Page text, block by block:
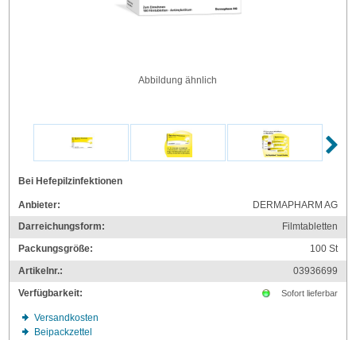
Abbildung ähnlich
Bei Hefepilzinfektionen
Anbieter:
DERMAPHARM AG
Darreichungsform:
Filmtabletten
Packungsgröße:
100St
Artikelnr.:
03936699
Verfügbarkeit:
Sofort lieferbar
Versandkosten
Beipackzettel